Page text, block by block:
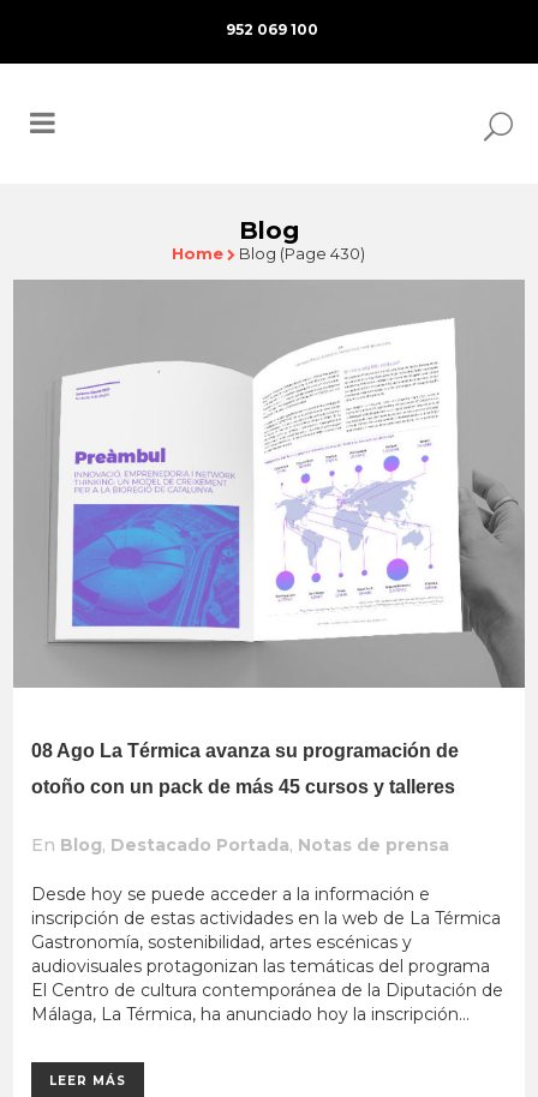
952 069 100
Blog
Home Blog (Page 430)
08 Ago La Térmica avanza su programación de
otoño con un pack de más 45 cursos y talleres
En Blog, Destacado Portada, Notas de prensa
Desde hoy se puede acceder a la información e
inscripción de estas actividades en la web de La Térmica
Gastronomía, sostenibilidad, artes escénicas y
audiovisuales protagonizan las temáticas del programa
El Centro de cultura contemporánea de la Diputación de
Málaga, La Térmica, ha anunciado hoy la inscripción...
LEER MÁS